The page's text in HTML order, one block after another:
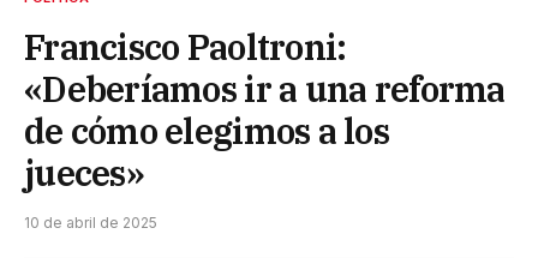
Francisco Paoltroni:
«Deberíamos ir a una reforma
de cómo elegimos a los
jueces»
10 de abril de 2025